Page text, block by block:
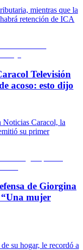
mientras que la
retención de ICA
Televisión
acoso: esto dijo
Noticias Caracol, la
su primer
de Giorgina
mujer
su hogar, le recordó a